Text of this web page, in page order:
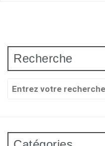
Recherche
Recherche